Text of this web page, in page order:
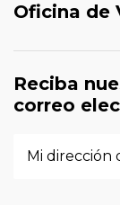
Oficina de
Reciba
correo